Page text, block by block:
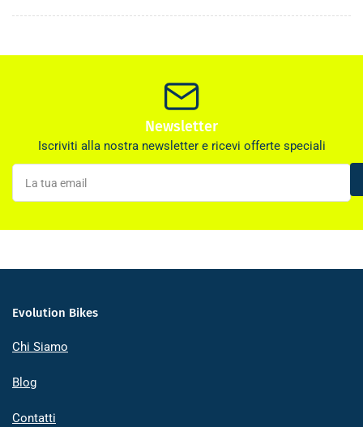
Newsletter
Iscriviti alla nostra newsletter e ricevi offerte speciali
La
tua
email
Evolution Bikes
Chi Siamo
Blog
Contatti